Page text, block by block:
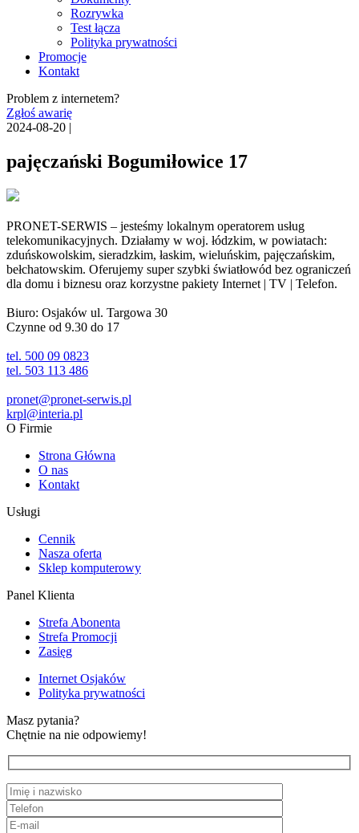
Rozrywka
Test łącza
Polityka prywatności
Promocje
Kontakt
Problem z internetem?
Zgłoś awarię
2024-08-20 |
pajęczański Bogumiłowice 17
PRONET-SERWIS – jesteśmy lokalnym operatorem usług
telekomunikacyjnych. Działamy w woj. łódzkim, w powiatach:
zduńskowolskim, sieradzkim, łaskim, wieluńskim, pajęczańskim,
bełchatowskim. Oferujemy super szybki światłowód bez ograniczeń
dla domu i biznesu oraz korzystne pakiety Internet | TV | Telefon.
Biuro: Osjaków ul. Targowa 30
Czynne od 9.30 do 17
tel. 500 09 0823
tel. 503 113 486
pronet@pronet-serwis.pl
krpl@interia.pl
O Firmie
Strona Główna
O nas
Kontakt
Usługi
Cennik
Nasza oferta
Sklep komputerowy
Panel Klienta
Strefa Abonenta
Strefa Promocji
Zasięg
Internet Osjaków
Polityka prywatności
Masz pytania?
Chętnie na nie odpowiemy!